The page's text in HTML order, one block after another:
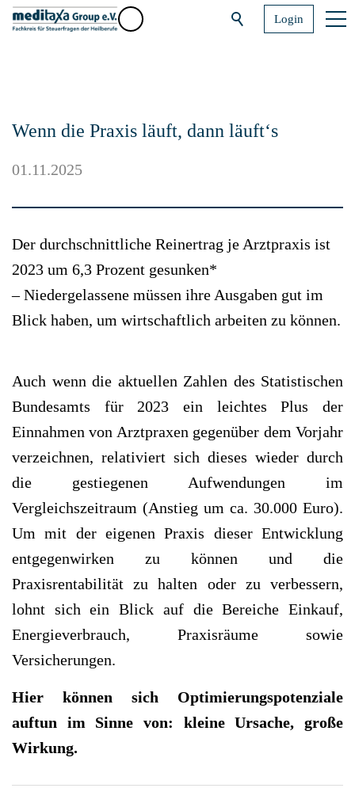
Login
Wenn die Praxis läuft, dann läuft‘s
01.11.2025
Der durchschnittliche Reinertrag je Arztpraxis ist
2023 um 6,3 Prozent gesunken*
– Niedergelassene müssen ihre Ausgaben gut im
Blick haben, um wirtschaftlich arbeiten zu können.
Auch wenn die aktuellen Zahlen des Statistischen
Bundesamts für 2023 ein leichtes Plus der
Einnahmen von Arztpraxen gegenüber dem Vorjahr
verzeichnen, relativiert sich dieses wieder durch
die gestiegenen Aufwendungen im
Vergleichszeitraum (Anstieg um ca. 30.000 Euro).
Um mit der eigenen Praxis dieser Entwicklung
entgegenwirken zu können und die
Praxisrentabilität zu halten oder zu verbessern,
lohnt sich ein Blick auf die Bereiche Einkauf,
Energieverbrauch, Praxisräume sowie
Versicherungen.
Hier können sich Optimierungspotenziale
auftun im Sinne von: kleine Ursache, große
Wirkung.